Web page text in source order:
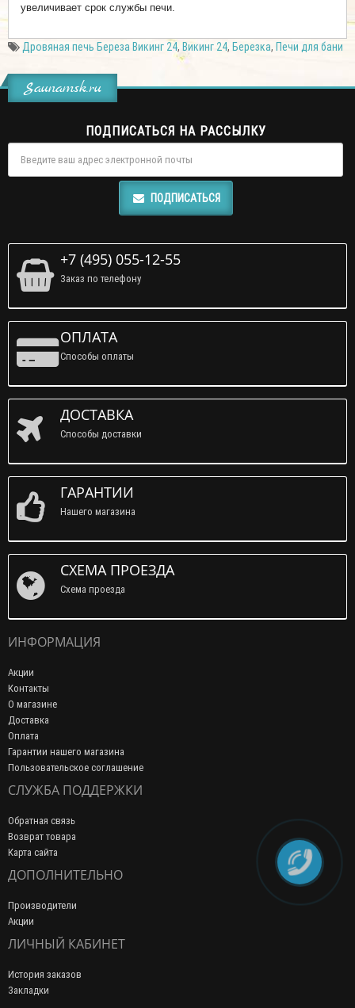
увеличивает срок службы печи.
Дровяная печь Береза Викинг 24, Викинг 24, Березка, Печи для бани
Saunamsk.ru
ПОДПИСАТЬСЯ НА РАССЫЛКУ
ПОДПИСАТЬСЯ
+7 (495) 055-12-55
Заказ по телефону
ОПЛАТА
Способы оплаты
ДОСТАВКА
Способы доставки
ГАРАНТИИ
Нашего магазина
СХЕМА ПРОЕЗДА
Схема проезда
ИНФОРМАЦИЯ
Акции
Контакты
О магазине
Доставка
Оплата
Гарантии нашего магазина
Пользовательское соглашение
СЛУЖБА ПОДДЕРЖКИ
Обратная связь
Возврат товара
Карта сайта
ДОПОЛНИТЕЛЬНО
Производители
Акции
ЛИЧНЫЙ КАБИНЕТ
История заказов
Закладки